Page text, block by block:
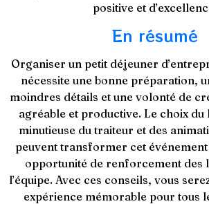
positive et
En résumé
Organiser un petit déjeuner
nécessite une bonne préparation,
moindres détails et une volonté de
agréable et productive. Le choix du
minutieuse du traiteur et des
peuvent transformer cet
opportunité de renforcement des
l’équipe. Avec ces conseils, vous
expérience mémorable pour tous